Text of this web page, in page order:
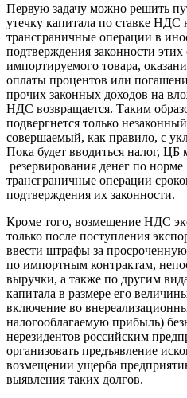
Первую задачу можно решить
утечку капитала по ставке НДС
трансграничные операции в
подтверждения законности
импортируемого товара,
оплаты процентов или
прочих законных доходов на
НДС возвращается. Таким
подвергнется только
совершаемый, как правило, с
Пока будет вводиться налог, ЦБ
резервирования денег по
трансграничные операции
подтверждения их законности.
Кроме того, возмещение НДС
только после поступления
ввести штрафы за
по импортным контрактам,
выручки, а также по другим
капитала в размере его
включение во
налогооблагаемую прибыль)
нерезидентов российским
организовать предъявление
возмещении ущерба
выявления таких долгов.